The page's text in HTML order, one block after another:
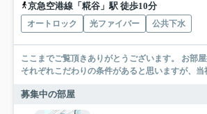
京急空港線「糀谷」駅 徒歩10分
オートロック 光ファイバー 公共下水
ここまでご覧頂きありがとうございます。 お部屋探しの際には、皆さま
それぞれこだわりの条件があると思いますが、当
募集中の部屋